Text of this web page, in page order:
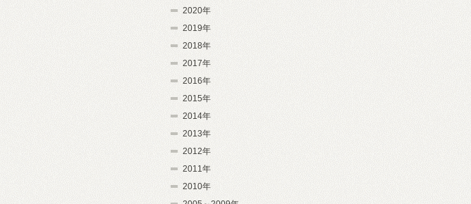
2020年
2019年
2018年
2017年
2016年
2015年
2014年
2013年
2012年
2011年
2010年